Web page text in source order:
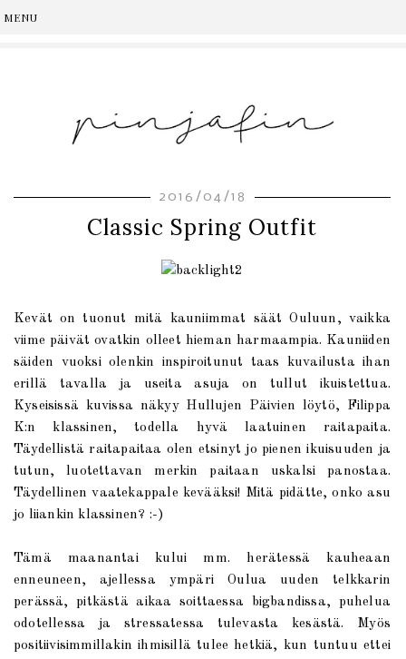
2016/04/18
Classic Spring Outfit
Kevät on tuonut mitä kauniimmat säät Ouluun, vaikka
viime päivät ovatkin olleet hieman harmaampia. Kauniiden
säiden vuoksi olenkin inspiroitunut taas kuvailusta ihan
erillä tavalla ja useita asuja on tullut ikuistettua.
Kyseisissä kuvissa näkyy Hullujen Päivien löytö, Filippa
K:n klassinen, todella hyvä laatuinen raitapaita.
Täydellistä raitapaitaa olen etsinyt jo pienen ikuisuuden ja
tutun, luotettavan merkin paitaan uskalsi panostaa.
Täydellinen vaatekappale kevääksi! Mitä pidätte, onko asu
jo liiankin klassinen? :-)
Tämä maanantai kului mm. herätessä kauheaan
enneuneen, ajellessa ympäri Oulua uuden telkkarin
perässä, pitkästä aikaa soittaessa bigbandissa, puhelua
odotellessa ja stressatessa tulevasta kesästä. Myös
positiivisimmillakin ihmisillä tulee hetkiä, kun tuntuu ettei